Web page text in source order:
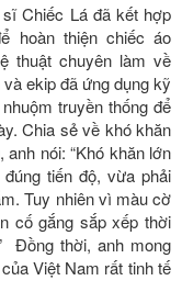
Chiếc Lá đã kết hợp
hoàn thiện chiếc áo
thuật chuyên làm về
ekip đã ứng dụng kỹ
truyền thống để
Chia sẻ về khó khăn
nói: “Khó khăn lớn
tiến độ, vừa phải
Tuy nhiên vì màu cờ
cố gắng sắp xếp thời
Đồng thời, anh mong
Việt Nam rất tinh tế